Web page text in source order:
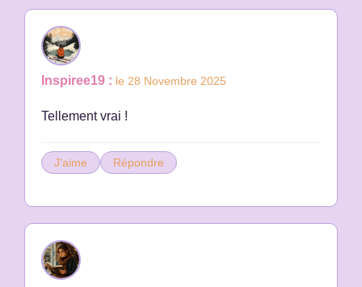
Inspiree19 : le 28 Novembre 2025
Tellement vrai !
J'aime Répondre